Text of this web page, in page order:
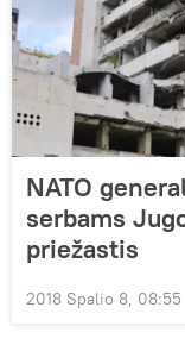
NATO
serbams
priežastis
2018 Spalio 8, 08:55